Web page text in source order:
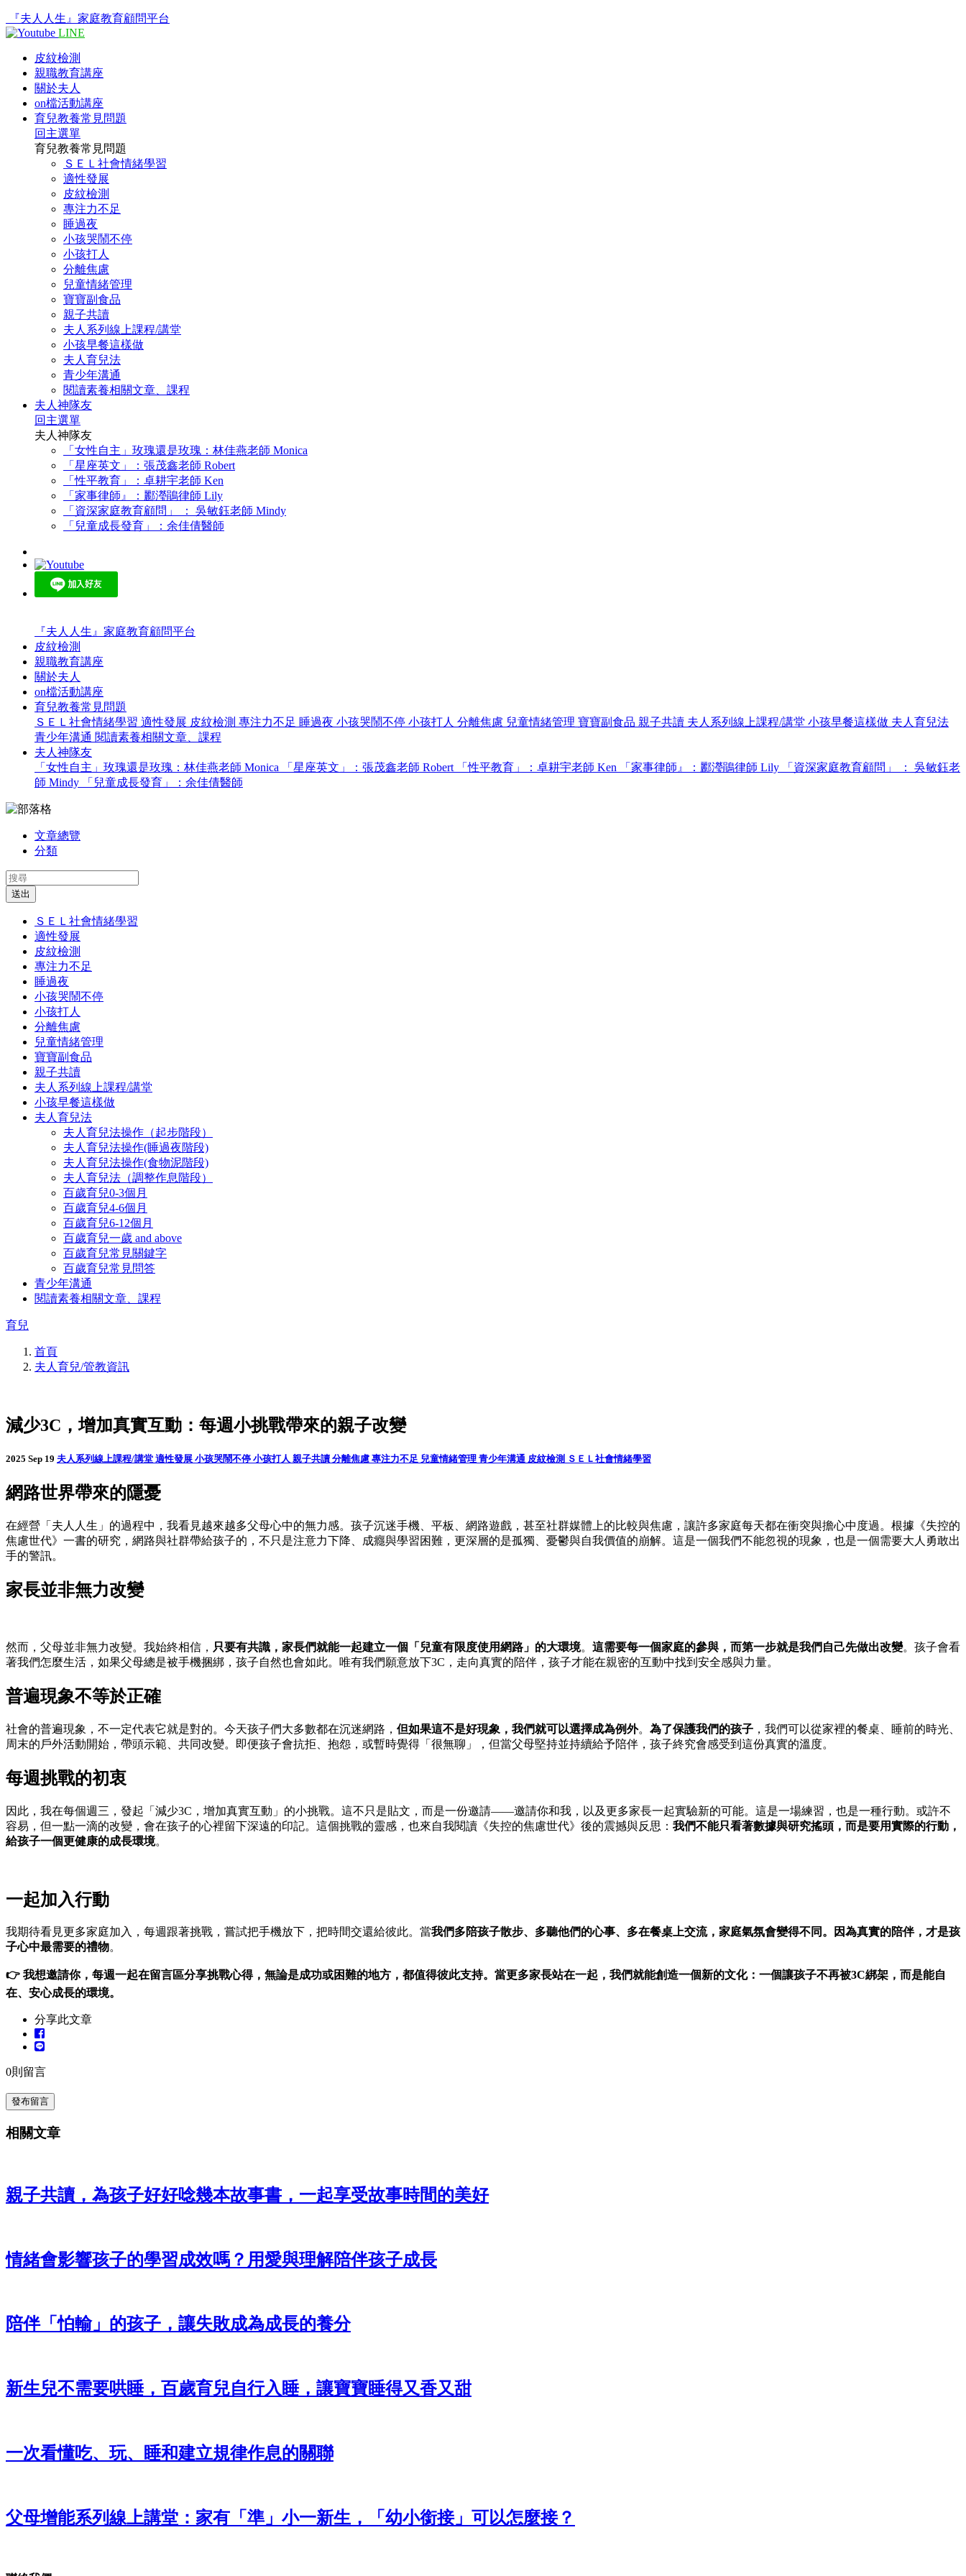
『夫人人生』家庭教育顧問平台
LINE
皮紋檢測
親職教育講座
關於夫人
on檔活動講座
育兒教養常見問題
回主選單
育兒教養常見問題
ＳＥＬ社會情緒學習
適性發展
皮紋檢測
專注力不足
睡過夜
小孩哭鬧不停
小孩打人
分離焦慮
兒童情緒管理
寶寶副食品
親子共讀
夫人系列線上課程/講堂
小孩早餐這樣做
夫人育兒法
青少年溝通
閱讀素養相關文章、課程
夫人神隊友
回主選單
夫人神隊友
「女性自主」玫瑰還是玫瑰：林佳燕老師 Monica
「星座英文」：張茂鑫老師 Robert
「性平教育」：卓耕宇老師 Ken
「家事律師』：酈瀅鵑律師 Lily
「資深家庭教育顧問」 ： 吳敏鈺老師 Mindy
「兒童成長發育」：余佳倩醫師
『夫人人生』家庭教育顧問平台
皮紋檢測
親職教育講座
關於夫人
on檔活動講座
育兒教養常見問題
ＳＥＬ社會情緒學習 適性發展 皮紋檢測 專注力不足 睡過夜 小孩哭鬧不停 小孩打人 分離焦慮 兒童情緒管理 寶寶副食品 親子共讀 夫人系列線上課程/講堂 小孩早餐這樣做 夫人育兒法
青少年溝通 閱讀素養相關文章、課程
夫人神隊友
「女性自主」玫瑰還是玫瑰：林佳燕老師 Monica
「星座英文」：張茂鑫老師 Robert 「性平教育」：卓耕宇老師 Ken 「家事律師』：酈瀅鵑律師 Lily
「資深家庭教育顧問」 ： 吳敏鈺老
師 Mindy
「兒童成長發育」：余佳倩醫師
文章總覽
分類
送出
ＳＥＬ社會情緒學習
適性發展
皮紋檢測
專注力不足
睡過夜
小孩哭鬧不停
小孩打人
分離焦慮
兒童情緒管理
寶寶副食品
親子共讀
夫人系列線上課程/講堂
小孩早餐這樣做
夫人育兒法
夫人育兒法操作（起步階段）
夫人育兒法操作(睡過夜階段)
夫人育兒法操作(食物泥階段)
夫人育兒法（調整作息階段）
百歲育兒0-3個月
百歲育兒4-6個月
百歲育兒6-12個月
百歲育兒一歲 and above
百歲育兒常見關鍵字
百歲育兒常見問答
青少年溝通
閱讀素養相關文章、課程
育兒
首頁
夫人育兒/管教資訊
減少3C，增加真實互動：每週小挑戰帶來的親子改變
2025 Sep 19 夫人系列線上課程/講堂 適性發展 小孩哭鬧不停 小孩打人 親子共讀 分離焦慮 專注力不足 兒童情緒管理 青少年溝通 皮紋檢測 ＳＥＬ社會情緒學習
網路世界帶來的隱憂
在經營「夫人人生」的過程中，我看見越來越多父母心中的無力感。孩子沉迷手機、平板、網路遊戲，甚至社群媒體上的比較與焦慮，讓許多家庭每天都在衝突與擔心中度過。根據《失控的
焦慮世代》一書的研究，網路與社群帶給孩子的，不只是注意力下降、成癮與學習困難，更深層的是孤獨、憂鬱與自我價值的崩解。這是一個我們不能忽視的現象，也是一個需要大人勇敢出
手的警訊。
家長並非無力改變
然而，父母並非無力改變。我始終相信， 只要有共識，家長們就能一起建立一個「兒童有限度使用網路」的大環境。 這需要每一個家庭的參與，而第一步就是我們自己先做出改變。孩子會看
著我們怎麼生活，如果父母總是被手機捆綁，孩子自然也會如此。唯有我們願意放下3C，走向真實的陪伴，孩子才能在親密的互動中找到安全感與力量。
普遍現象不等於正確
社會的普遍現象，不一定代表它就是對的。今天孩子們大多數都在沉迷網路， 但如果這不是好現象，我們就可以選擇成為例外。 為了保護我們的孩子 ，我們可以從家裡的餐桌、睡前的時光、
周末的戶外活動開始，帶頭示範、共同改變。即便孩子會抗拒、抱怨，或暫時覺得「很無聊」，但當父母堅持並持續給予陪伴，孩子終究會感受到這份真實的溫度。
每週挑戰的初衷
因此，我在每個週三，發起「減少3C，增加真實互動」的小挑戰。這不只是貼文，而是一份邀請——邀請你和我，以及更多家長一起實驗新的可能。這是一場練習，也是一種行動。或許不
容易，但一點一滴的改變，會在孩子的心裡留下深遠的印記。這個挑戰的靈感，也來自我閱讀《失控的焦慮世代》後的震撼與反思： 我們不能只看著數據與研究搖頭，而是要用實際的行動，
給孩子一個更健康的成長環境。
一起加入行動
我期待看見更多家庭加入，每週跟著挑戰，嘗試把手機放下，把時間交還給彼此。當我們多陪孩子散步、多聽他們的心事、多在餐桌上交流，家庭氣氛會變得不同。因為真實的陪伴，才是孩
子心中最需要的禮物。
👉 我想邀請你，每週一起在留言區分享挑戰心得，無論是成功或困難的地方，都值得彼此支持。當更多家長站在一起，我們就能創造一個新的文化：一個讓孩子不再被3C綁架，而是能自
在、安心成長的環境。
分享此文章
0則留言
發布留言
相關文章
親子共讀，為孩子好好唸幾本故事書，一起享受故事時間的美好
情緒會影響孩子的學習成效嗎？用愛與理解陪伴孩子成長
陪伴「怕輸」的孩子，讓失敗成為成長的養分
新生兒不需要哄睡，百歲育兒自行入睡，讓寶寶睡得又香又甜
一次看懂吃、玩、睡和建立規律作息的關聯
父母增能系列線上講堂：家有「準」小一新生，「幼小銜接」可以怎麼接？